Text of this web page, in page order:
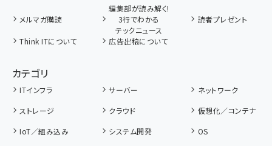
メルマガ購読
編集部が読み解く!
3行でわかる
テックニュース
読者プレゼント
Think ITについて 広告出稿について
カテゴリ
ITインフラ サーバー
ネットワーク
ストレージ
クラウド
仮想化／コンテナ
IoT／組み込み
システム開発 OS